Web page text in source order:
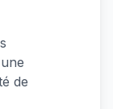
de